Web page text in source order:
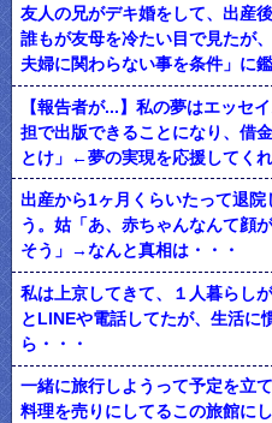
友人の兄がデキ婚をして、出産
誰もが友母を冷たい目で見たが
夫婦に関わらない事を条件」に
【報告者が...】私の夢はエッセ
担で出版できることになり、借
とけ」←夢の実現を応援してく
出産から1ヶ月くらいたって退
う。姑「あ、赤ちゃんなんて顔
そう」→なんと真相は・・・
私は上京してきて、１人暮らし
とLINEや電話してたが、生活に
ら・・・
一緒に旅行しようって予定を立
料理を売りにしてるこの旅館に